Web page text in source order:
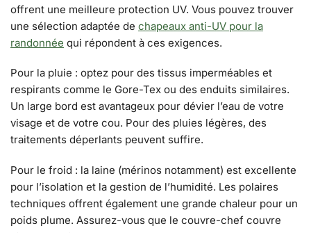
offrent une meilleure protection UV. Vous pouvez trouver
une sélection adaptée de chapeaux anti-UV pour la
randonnée qui répondent à ces exigences.
Pour la pluie : optez pour des tissus imperméables et
respirants comme le Gore-Tex ou des enduits similaires.
Un large bord est avantageux pour dévier l’eau de votre
visage et de votre cou. Pour des pluies légères, des
traitements déperlants peuvent suffire.
Pour le froid : la laine (mérinos notamment) est excellente
pour l’isolation et la gestion de l’humidité. Les polaires
techniques offrent également une grande chaleur pour un
poids plume. Assurez-vous que le couvre-chef couvre